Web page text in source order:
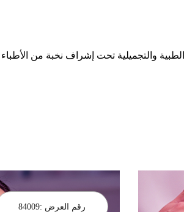
والتجميلية تحت إشراف نخبة من الأطباء
رقم العرض :84009